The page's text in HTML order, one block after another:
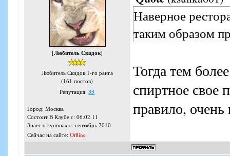
[Любитель Скидок]
Любитель Скидок 1-го ранга
(161 постов)
Репутация:33
Город: Москва
Состоит В Клубе с: 06.02.11
Знает о купонах с: сентябрь 2010
Сейчас на сайте: Offline
Наверное
таким образом
Тогда тем
спиртное свое
правило, очень